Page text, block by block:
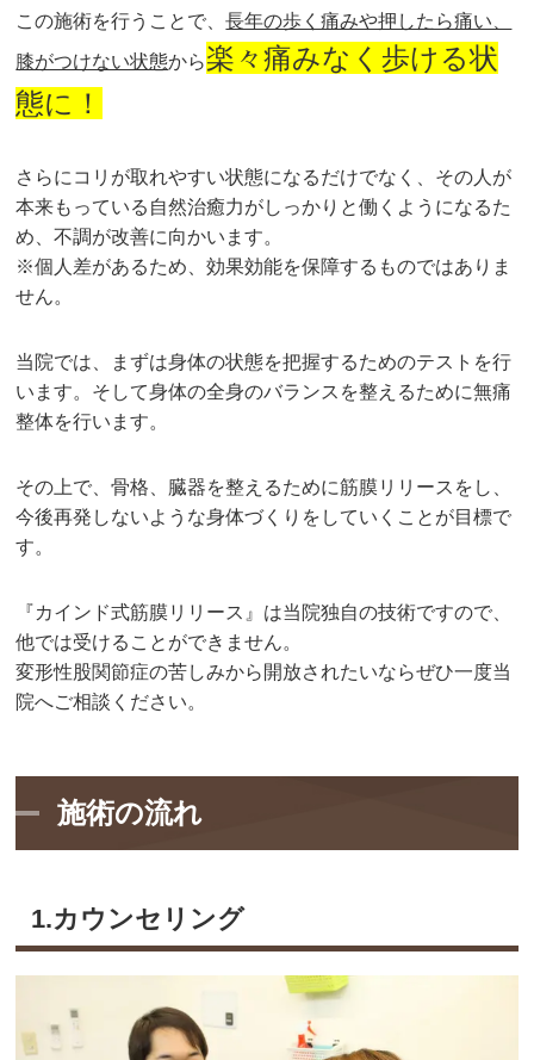
この施術を行うことで、長年の歩く痛みや押したら痛い、
膝がつけない状態から楽々痛みなく歩ける状
態に！
さらにコリが取れやすい状態になるだけでなく、その人が
本来もっている自然治癒力がしっかりと働くようになるた
め、不調が改善に向かいます。
※個人差があるため、効果効能を保障するものではありま
せん。
当院では、まずは身体の状態を把握するためのテストを行
います。そして身体の全身のバランスを整えるために無痛
整体を行います。
その上で、骨格、臓器を整えるために筋膜リリースをし、
今後再発しないような身体づくりをしていくことが目標で
す。
『カインド式筋膜リリース』は当院独自の技術ですので、
他では受けることができません。
変形性股関節症の苦しみから開放されたいならぜひ一度当
院へご相談ください。
施術の流れ
1.カウンセリング